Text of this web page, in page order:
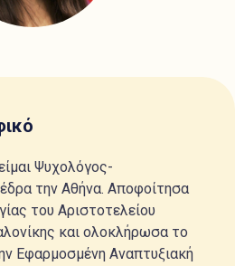
Ψυχολόγος-
την Αθήνα. Αποφοίτησα
του Αριστοτελείου
και ολοκλήρωσα το
Εφαρμοσμένη Αναπτυξιακή